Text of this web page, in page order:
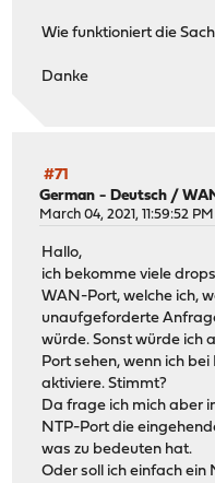
Wie funktioniert die
Danke
#71
German - Deutsch /
March 04, 2021, 11:59:52 PM
Hallo,
ich bekomme viele
WAN-Port, welche ich,
unaufgeforderte
würde. Sonst würde ich
Port sehen, wenn ich
aktiviere. Stimmt?
Da frage ich mich aber
NTP-Port die
was zu bedeuten hat.
Oder soll ich einfach ein